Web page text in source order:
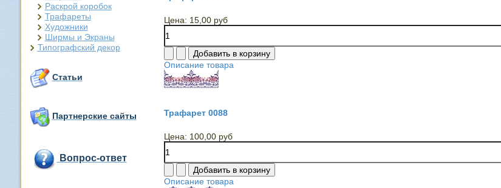
Раскрой коробок
Трафареты
Художники
Ширмы и Экраны
Типографский декор
Статьи
Партнерские сайты
Вопрос-ответ
Цена: 15,00 руб
Описание товара
Трафарет 0088
Цена: 100,00 руб
Описание товара